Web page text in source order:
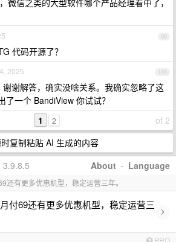
微信之类的大型软件哪个产品经理看中了，
99
代码开源了？
100
2025
谢谢解答，确实没啥关系。我确实忽略了这
了一个 BandiView 你试试？
of 2
1 2
复制粘贴 AI 生成的内容
About · Language
3.9.8.5
有更多优惠机型，稳定运营三年。
付69还有更多优惠机型，稳定运营三 ›
PRO